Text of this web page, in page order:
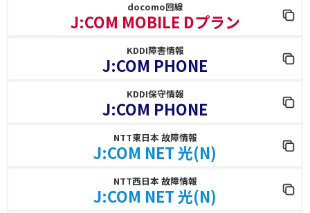
docomo回線
J:COM MOBILE Dプラン
KDDI障害情報
J:COM PHONE
KDDI保守情報
J:COM PHONE
NTT東日本 故障情報
J:COM NET 光(N)
NTT西日本 故障情報
J:COM NET 光(N)